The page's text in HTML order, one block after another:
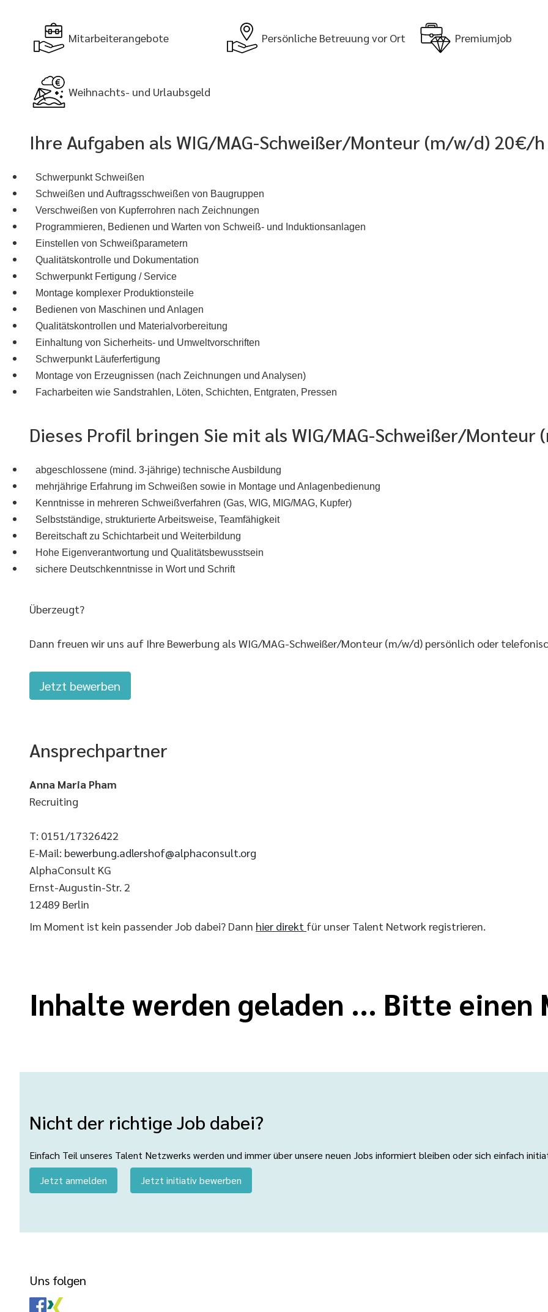
Mitarbeiterangebote Persönliche Betreuung vor Ort Premiumjob
Weihnachts- und Urlaubsgeld
Ihre Aufgaben als WIG/MAG-Schweißer/Monteur (m/w/d)
Schwerpunkt Schweißen
Schweißen und Auftragsschweißen von Baugruppen
Verschweißen von Kupferrohren nach Zeichnungen
Programmieren, Bedienen und Warten von Schweiß- und Induktionsanlagen
Einstellen von Schweißparametern
Qualitätskontrolle und Dokumentation
Schwerpunkt Fertigung / Service
Montage komplexer Produktionsteile
Bedienen von Maschinen und Anlagen
Qualitätskontrollen und Materialvorbereitung
Einhaltung von Sicherheits- und Umweltvorschriften
Schwerpunkt Läuferfertigung
Montage von Erzeugnissen (nach Zeichnungen und Analysen)
Facharbeiten wie Sandstrahlen, Löten, Schichten, Entgraten, Pressen
Dieses Profil bringen Sie mit als WIG/MAG-Schweißer/Monteur
abgeschlossene (mind. 3-jährige) technische Ausbildung
mehrjährige Erfahrung im Schweißen sowie in Montage und Anlagenbedienung
Kenntnisse in mehreren Schweißverfahren (Gas, WIG, MIG/MAG, Kupfer)
Selbstständige, strukturierte Arbeitsweise, Teamfähigkeit
Bereitschaft zu Schichtarbeit und Weiterbildung
Hohe Eigenverantwortung und Qualitätsbewusstsein
sichere Deutschkenntnisse in Wort und Schrift
Überzeugt?
Dann freuen wir uns auf Ihre Bewerbung als WIG/MAG-Schweißer/Monteur (m/w/d) persönlich oder
Jetzt bewerben
Ansprechpartner
Anna Maria Pham
Recruiting
T: 0151/17326422
E-Mail: bewerbung.adlershof@alphaconsult.org
AlphaConsult KG
Ernst-Augustin-Str. 2
12489 Berlin
Im Moment ist kein passender Job dabei? Dann hier direkt für unser Talent Network registrieren.
Inhalte werden geladen ... Bitte einen
Nicht der richtige Job dabei?
Einfach Teil unseres Talent Netzwerks werden und immer über unsere neuen Jobs informiert bleiben oder sich einfach
Jetzt anmelden
Jetzt initiativ bewerben
Uns folgen